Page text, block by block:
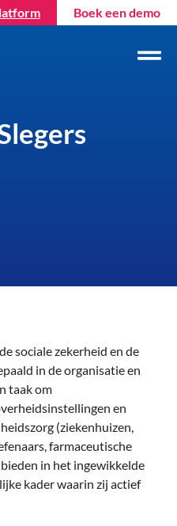
Boek een demo
sociale zekerheid en de
in de organisatie en
taak om
en
(ziekenhuizen,
farmaceutische
in het ingewikkelde
kader waarin zij actief